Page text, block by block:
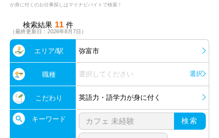
が身に付くのお仕事探しはマイナビバイトで検索！
検索結果 11 件
（最終更新日：2026年8月7日）
エリア/駅 弥富市
職種 選択してください 選択
こだわり 英語力・語学力が身に付く
キーワード 検索